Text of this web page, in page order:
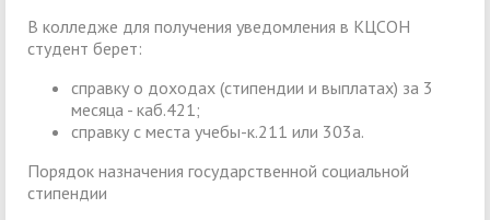
В колледже для получения уведомления в КЦСОН
студент берет:
справку о доходах (стипендии и выплатах) за 3
месяца - каб.421;
справку с места учебы-к.211 или 303а.
Порядок назначения государственной социальной
стипендии